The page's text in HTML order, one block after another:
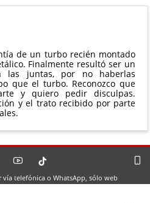
de un turbo recién montado
Finalmente resultó ser un
las juntas, por no haberlas
que el turbo. Reconozco que
y quiero pedir disculpas.
y el trato recibido por parte
telefónica o WhatsApp, sólo web